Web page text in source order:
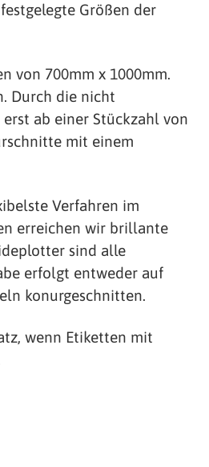
Größen der
von 700mm x 1000mm.
Durch die nicht
ab einer Stückzahl von
mit einem
Verfahren im
erreichen wir brillante
sind alle
erfolgt entweder auf
konurgeschnitten.
wenn Etiketten mit